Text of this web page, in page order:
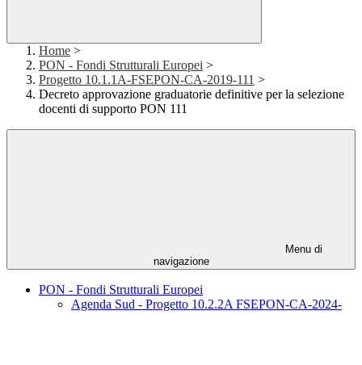
Home >
PON - Fondi Strutturali Europei >
Progetto 10.1.1A-FSEPON-CA-2019-111 >
Decreto approvazione graduatorie definitive per la selezione
docenti di supporto PON 111
Menu di
navigazione
PON - Fondi Strutturali Europei
Agenda Sud - Progetto 10.2.2A FSEPON-CA-2024-